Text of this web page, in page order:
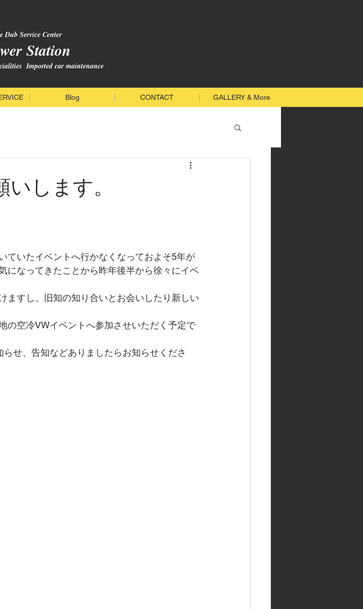
Dub Service Center
Station
Imported car maintenance
Blog CONTACT GALLERY & More
します。
ていたイベントへ行かなくなっておよそ5年が
になってきたことから昨年後半から徐々にイベ
ますし、旧知の知り合いとお会いしたり新しい
の空冷VWイベントへ参加させいただく予定で
せ、告知などありましたらお知らせくださ